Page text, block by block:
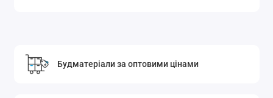
Будматеріали за оптовими цінами